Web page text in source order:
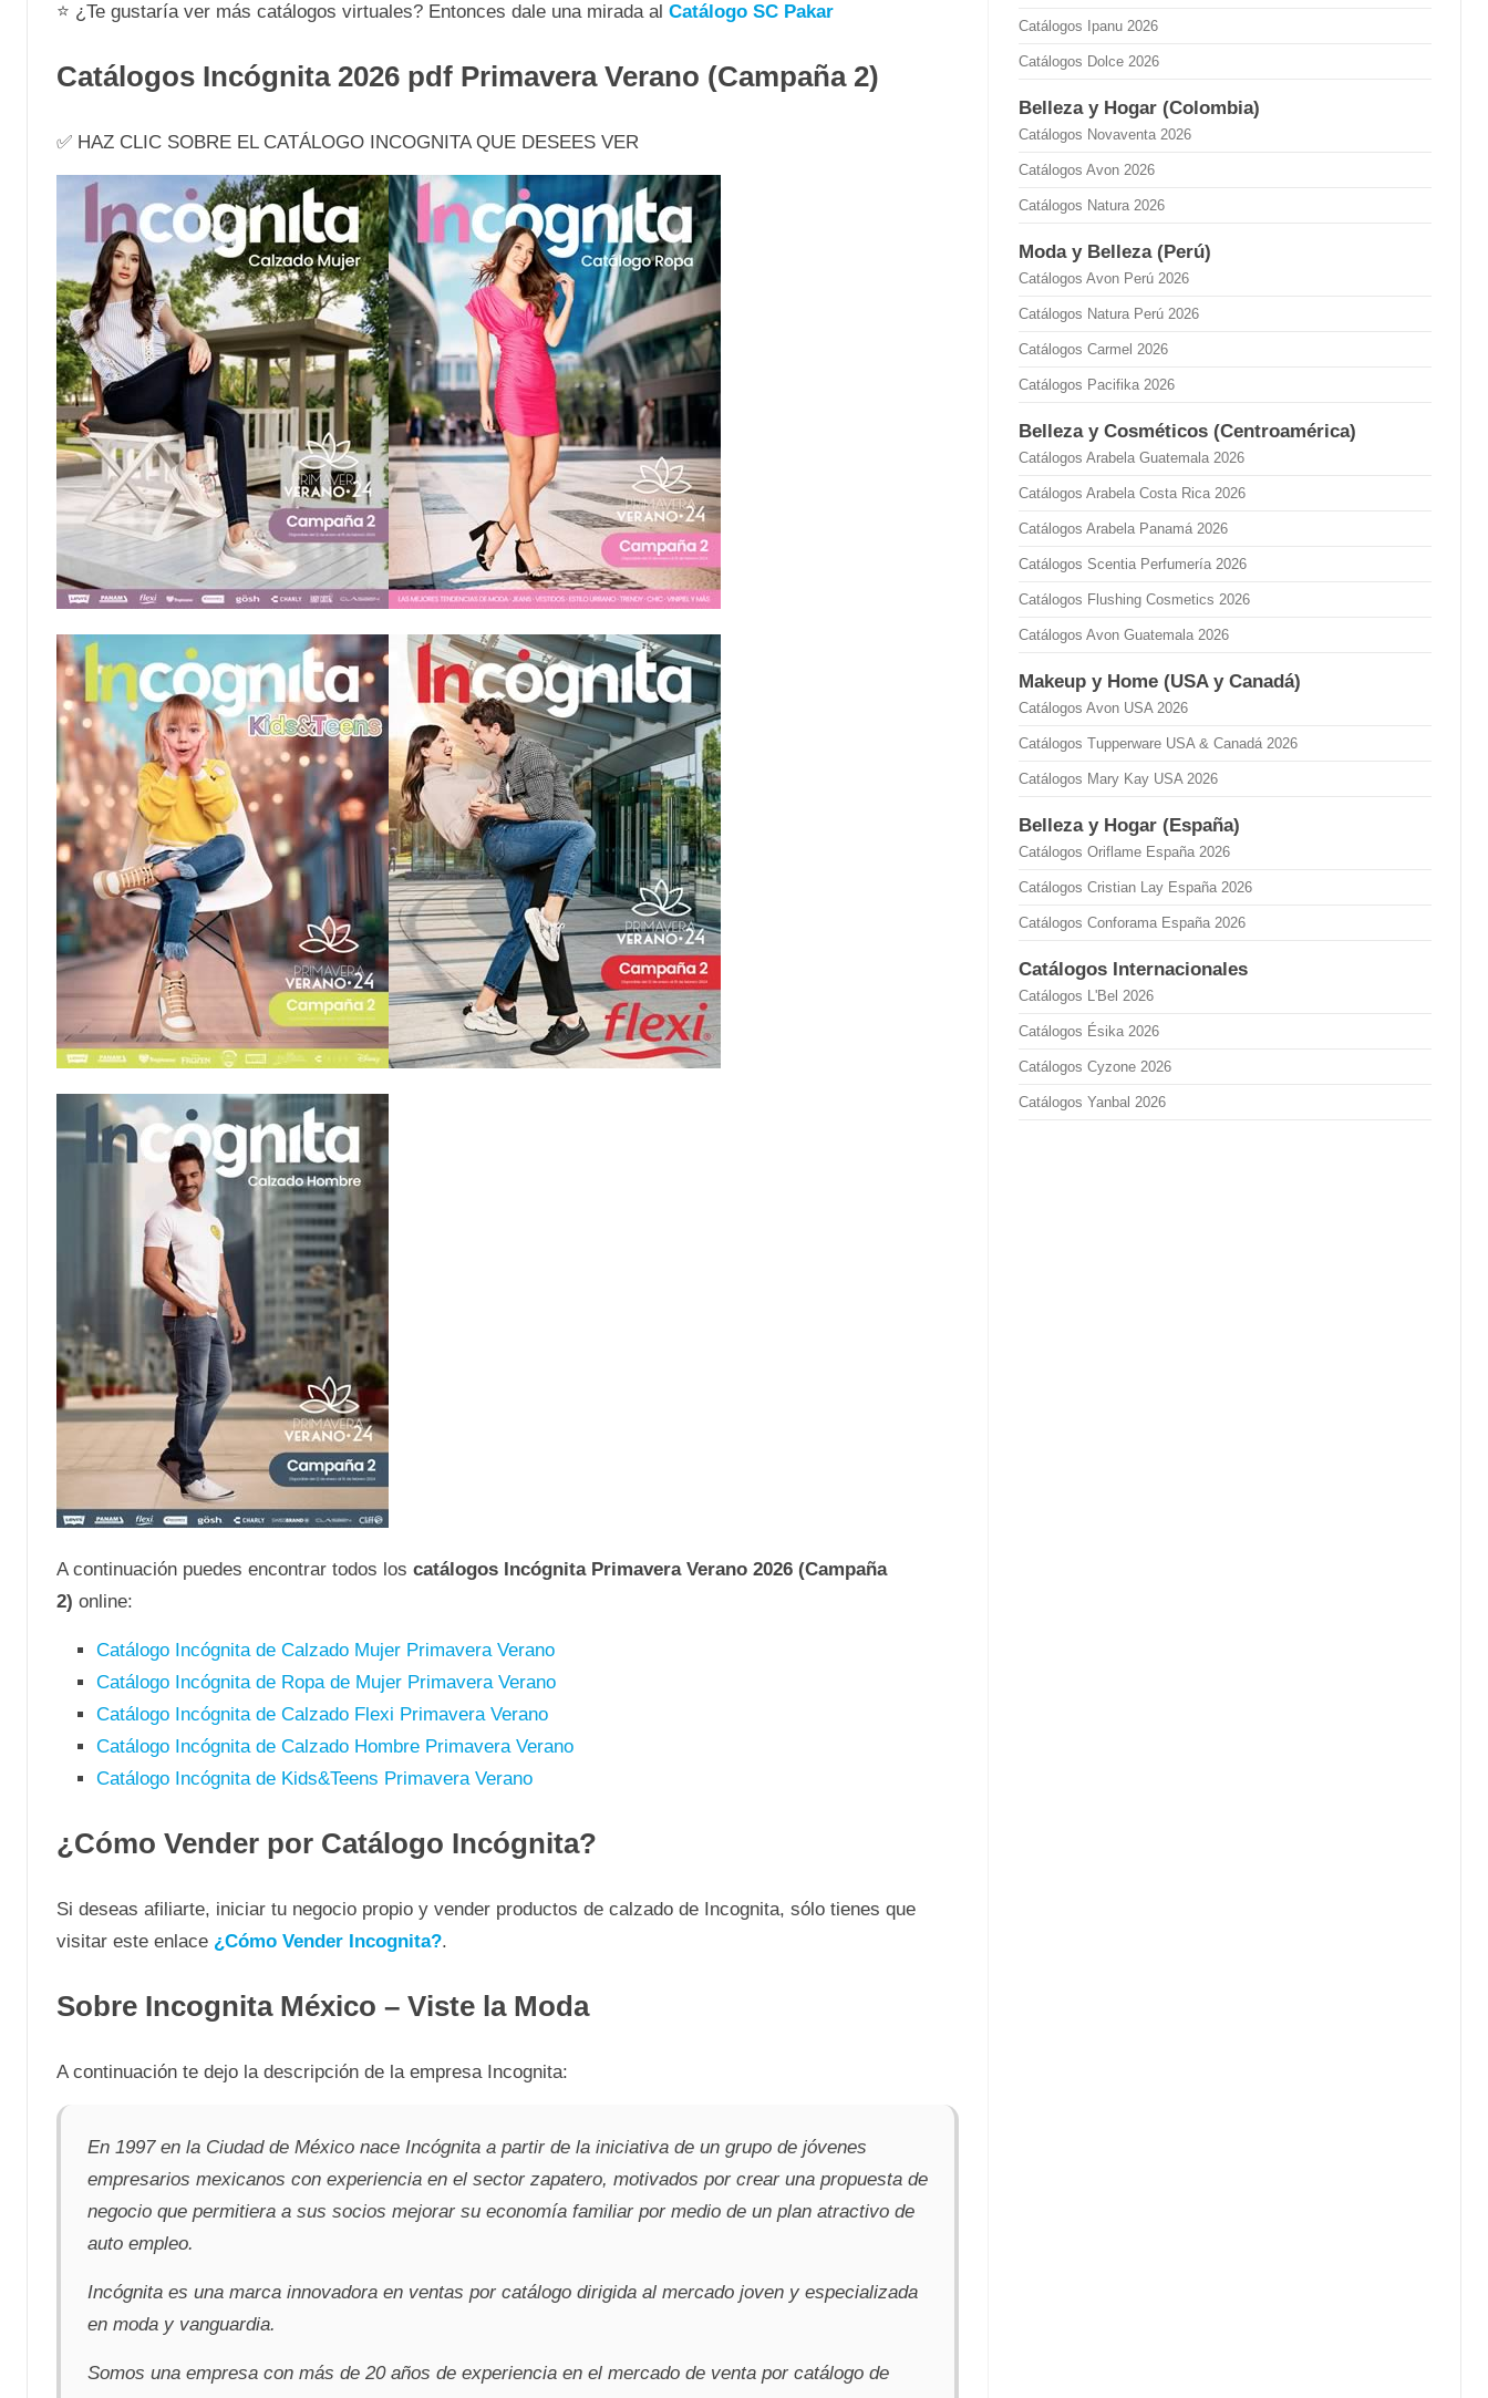
⭐ ¿Te gustaría ver más catálogos virtuales? Entonces dale una mirada al Catálogo SC Pakar
Catálogos Incógnita 2026 pdf Primavera Verano (Campaña 2)
✅ HAZ CLIC SOBRE EL CATÁLOGO INCOGNITA QUE DESEES VER
A continuación puedes encontrar todos los catálogos Incógnita Primavera Verano 2026 (Campaña
2) online:
Catálogo Incógnita de Calzado Mujer Primavera Verano
Catálogo Incógnita de Ropa de Mujer Primavera Verano
Catálogo Incógnita de Calzado Flexi Primavera Verano
Catálogo Incógnita de Calzado Hombre Primavera Verano
Catálogo Incógnita de Kids&Teens Primavera Verano
¿Cómo Vender por Catálogo Incógnita?
Si deseas afiliarte, iniciar tu negocio propio y vender productos de calzado de Incognita, sólo tienes que
visitar este enlace ¿Cómo Vender Incognita?.
Sobre Incognita México – Viste la Moda
A continuación te dejo la descripción de la empresa Incognita:
En 1997 en la Ciudad de México nace Incógnita a partir de la iniciativa de un grupo de jóvenes
empresarios mexicanos con experiencia en el sector zapatero, motivados por crear una propuesta de
negocio que permitiera a sus socios mejorar su economía familiar por medio de un plan atractivo de
auto empleo.
Incógnita es una marca innovadora en ventas por catálogo dirigida al mercado joven y especializada
en moda y vanguardia.
Somos una empresa con más de 20 años de experiencia en el mercado de venta por catálogo de
Catálogos Ipanu 2026
Catálogos Dolce 2026
Belleza y Hogar (Colombia)
Catálogos Novaventa 2026
Catálogos Avon 2026
Catálogos Natura 2026
Moda y Belleza (Perú)
Catálogos Avon Perú 2026
Catálogos Natura Perú 2026
Catálogos Carmel 2026
Catálogos Pacifika 2026
Belleza y Cosméticos (Centroamérica)
Catálogos Arabela Guatemala 2026
Catálogos Arabela Costa Rica 2026
Catálogos Arabela Panamá 2026
Catálogos Scentia Perfumería 2026
Catálogos Flushing Cosmetics 2026
Catálogos Avon Guatemala 2026
Makeup y Home (USA y Canadá)
Catálogos Avon USA 2026
Catálogos Tupperware USA & Canadá 2026
Catálogos Mary Kay USA 2026
Belleza y Hogar (España)
Catálogos Oriflame España 2026
Catálogos Cristian Lay España 2026
Catálogos Conforama España 2026
Catálogos Internacionales
Catálogos L'Bel 2026
Catálogos Ésika 2026
Catálogos Cyzone 2026
Catálogos Yanbal 2026